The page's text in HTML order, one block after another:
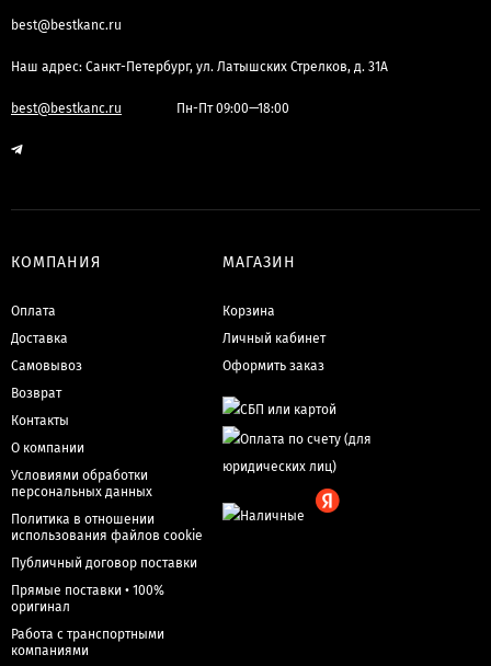
best@bestkanc.ru
Наш адрес: Санкт-Петербург, ул. Латышских Стрелков, д. 31А
best@bestkanc.ru Пн-Пт 09:00—18:00
КОМПАНИЯ
Оплата
Доставка
Самовывоз
Возврат
Контакты
О компании
Условиями обработки
персональных данных
Политика в отношении
использования файлов cookie
Публичный договор поставки
Прямые поставки • 100%
оригинал
Работа с транспортными
компаниями
МАГАЗИН
Корзина
Личный кабинет
Оформить заказ